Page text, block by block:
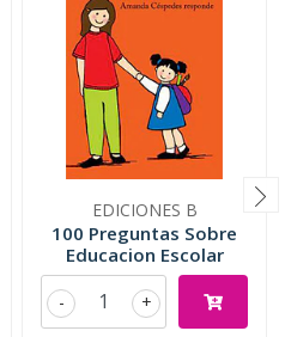
EDICIONES B
100 Preguntas Sobre
Educacion Escolar
+
-